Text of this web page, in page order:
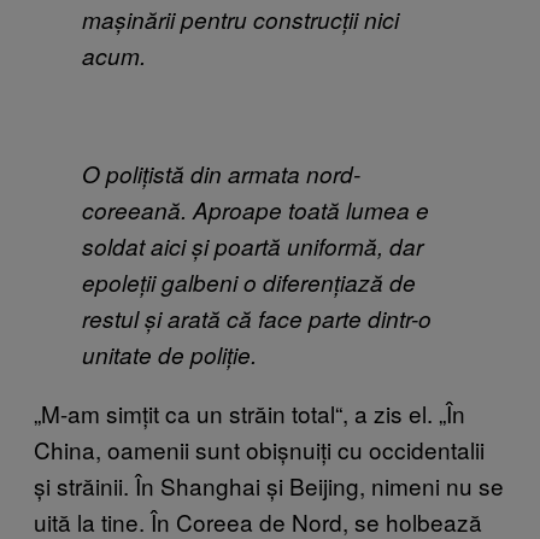
mașinării pentru construcții nici
acum.
O polițistă din armata nord-
coreeană. Aproape toată lumea e
soldat aici și poartă uniformă, dar
epoleții galbeni o diferențiază de
restul și arată că face parte dintr-o
unitate de poliție.
„M-am simțit ca un străin total“, a zis el. „În
China, oamenii sunt obișnuiți cu occidentalii
și străinii. În Shanghai și Beijing, nimeni nu se
uită la tine. În Coreea de Nord, se holbează